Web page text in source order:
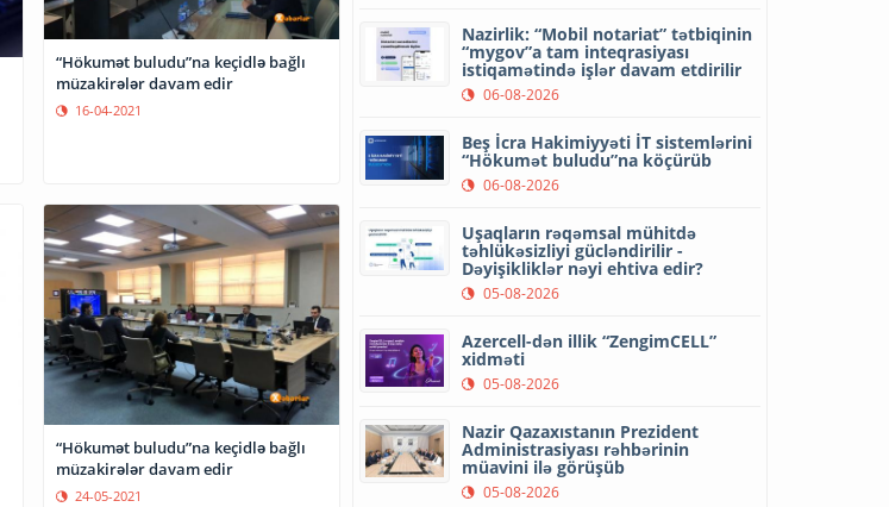
“Hökumət buludu”na keçidlə bağlı
müzakirələr davam edir
16-04-2021
“Hökumət buludu”na keçidlə bağlı
müzakirələr davam edir
24-05-2021
Nazirlik: “Mobil notariat” tətbiqinin
“mygov”a tam inteqrasiyası
istiqamətində işlər davam etdirilir
06-08-2026
Beş İcra Hakimiyyəti İT sistemlərini
“Hökumət buludu”na köçürüb
06-08-2026
Uşaqların rəqəmsal mühitdə
təhlükəsizliyi gücləndirilir -
Dəyişikliklər nəyi ehtiva edir?
05-08-2026
Azercell-dən illik “ZengimCELL”
xidməti
05-08-2026
Nazir Qazaxıstanın Prezident
Administrasiyası rəhbərinin
müavini ilə görüşüb
05-08-2026